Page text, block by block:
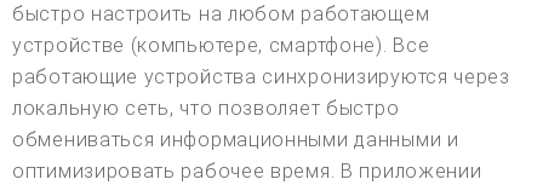
быстро настроить на любом работающем
устройстве (компьютере, смартфоне). Все
работающие устройства синхронизируются через
локальную сеть, что позволяет быстро
обмениваться информационными данными и
оптимизировать рабочее время. В приложении